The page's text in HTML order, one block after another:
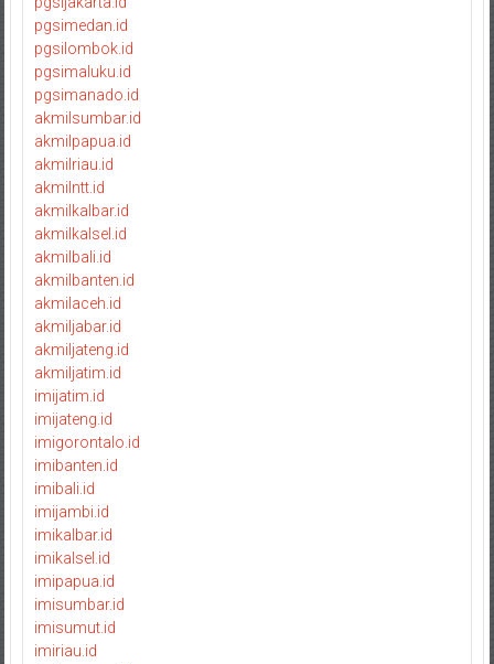
pgsimedan.id
pgsilombok.id
pgsimaluku.id
pgsimanado.id
akmilsumbar.id
akmilpapua.id
akmilriau.id
akmilntt.id
akmilkalbar.id
akmilkalsel.id
akmilbali.id
akmilbanten.id
akmilaceh.id
akmiljabar.id
akmiljateng.id
akmiljatim.id
imijatim.id
imijateng.id
imigorontalo.id
imibanten.id
imibali.id
imijambi.id
imikalbar.id
imikalsel.id
imipapua.id
imisumbar.id
imisumut.id
imiriau.id